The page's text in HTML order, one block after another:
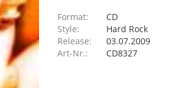
Format:
CD
Style:
Hard Rock
Release:
03.07.2009
Art-Nr.:
CD8327